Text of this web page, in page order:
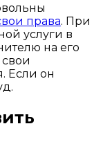
права. При
услуги в
на его
Если он